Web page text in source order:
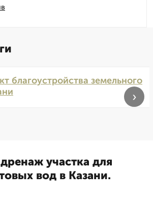
благоустройства земельного
›
участка для
вод в Казани.